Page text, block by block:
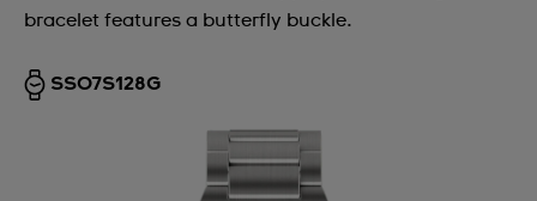
bracelet features a butterfly buckle.
SS07S128G